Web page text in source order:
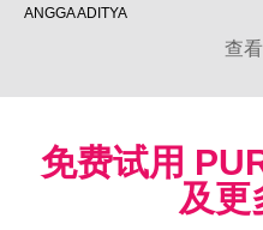
ANGGA ADITYA
查
免费试用
及更